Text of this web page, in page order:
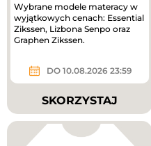
Wybrane modele materacy w
wyjątkowych cenach: Essential
Zikssen, Lizbona Senpo oraz
Graphen Zikssen.
DO 10.08.2026 23:59
SKORZYSTAJ